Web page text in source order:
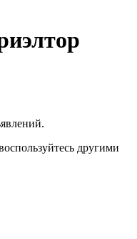
другими